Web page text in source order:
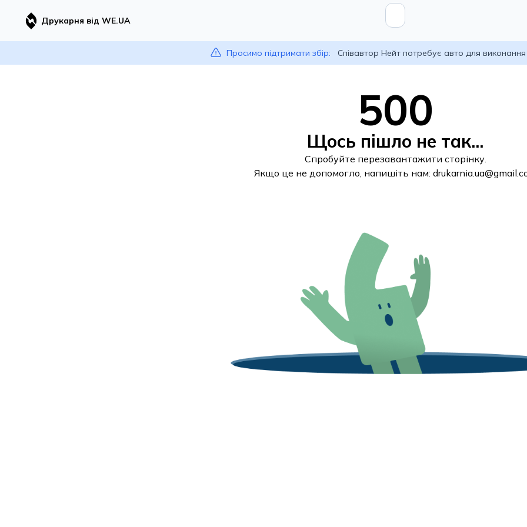
Друкарня від WE.UA
Просимо підтримати збір: Співавтор Нейт потребує авто для
500
Щось пішло не так...
Спробуйте перезавантажити сторінку.
Якщо це не допомогло, напишіть нам: